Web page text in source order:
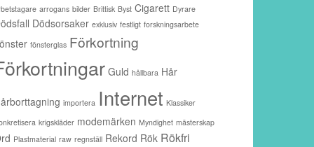
arrogans bilder Brittisk Byst Cigarett Dyrare
Dödsorsaker exklusiv festligt forskningsarbete
fönsterglas Förkortning
Guld hållbara Hår
importera Internet Klassiker
krigskläder modemärken Myndighet mästerskap
Plastmaterial raw regnställ Rekord Rök Rökfri